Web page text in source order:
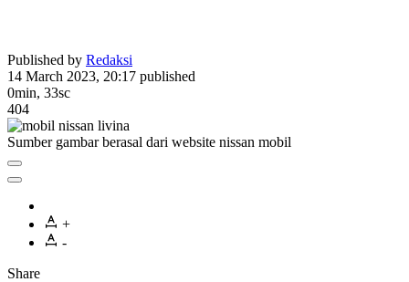
Published by Redaksi
14 March 2023, 20:17 published
0min, 33sc
404
Sumber gambar berasal dari website nissan mobil
+
-
Share